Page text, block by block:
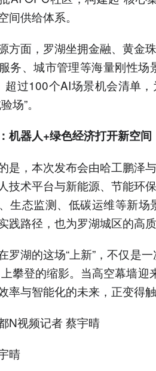
间供给体系。
方面，罗湖坐拥金融、黄金
务、城市管理等海量刚性
超过100个AI场景机会清单
场”。
机器人+绿色经济打开新空间
是，本次发布会由哈工鹏泽
技术平台与新能源、节能环
生态监测、低碳运维等新场
践路径，也为罗湖城区的高
罗湖的这场“上新”，不仅是
攀登的缩影。当高空幕墙迎
率与智能化的未来，正变得触
N视频记者 蔡宇晴
晴